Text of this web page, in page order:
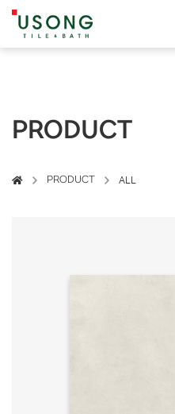
유송타일 & 바스
PRODUCT
PRODUCT ALL